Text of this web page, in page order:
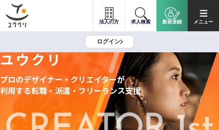
法人の方 求人検索 新規登録 メニュー
ログイン
ユウクリ
プロのデザイナー・クリエイターが
利用する転職・派遣・フリーランス支援